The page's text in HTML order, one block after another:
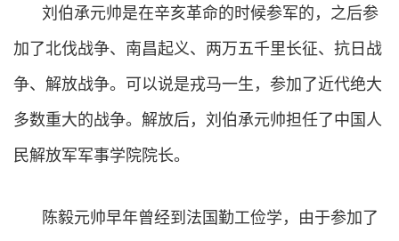
刘伯承元帅是在辛亥革命的时候参军的，之后参
加了北伐战争、南昌起义、两万五千里长征、抗日战
争、解放战争。可以说是戎马一生，参加了近代绝大
多数重大的战争。解放后，刘伯承元帅担任了中国人
民解放军军事学院院长。
陈毅元帅早年曾经到法国勤工俭学，由于参加了